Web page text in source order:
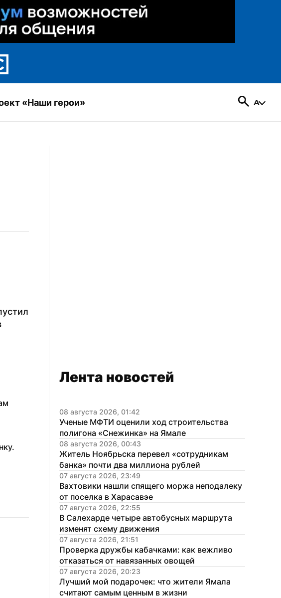
«Наши герои»
Лента новостей
08 августа 2026, 01:42
Ученые МФТИ оценили ход строительства
полигона «Снежинка» на Ямале
08 августа 2026, 00:43
Житель Ноябрьска перевел «сотрудникам
банка» почти два миллиона рублей
07 августа 2026, 23:49
Вахтовики нашли спящего моржа неподалеку
от поселка в Харасавэе
07 августа 2026, 22:55
В Салехарде четыре автобусных маршрута
изменят схему движения
07 августа 2026, 21:51
Проверка дружбы кабачками: как вежливо
отказаться от навязанных овощей
07 августа 2026, 20:23
Лучший мой подарочек: что жители Ямала
считают самым ценным в жизни